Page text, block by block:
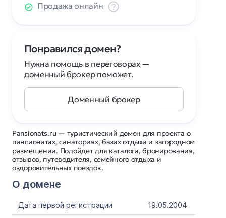
Pansionats.ru — туристический домен для проекта о
пансионатах, санаториях, базах отдыха и загородном
размещении. Подойдет для каталога, бронирования,
отзывов, путеводителя, семейного отдыха и
оздоровительных поездок.
О домене
Дата первой регистрации
19.05.2004
Продажа онлайн
Понравился домен?
Нужна помощь в переговорах —
доменный брокер поможет.
Доменный брокер